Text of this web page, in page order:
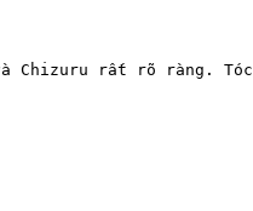
Chizuru rất rõ ràng.